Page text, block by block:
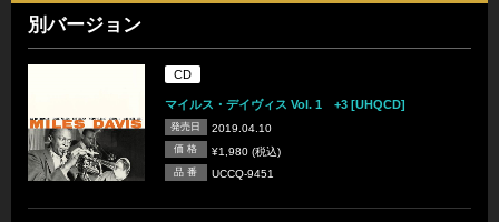
別バージョン
CD
マイルス・デイヴィス Vol. 1 +3 [UHQCD]
発売日 2019.04.10
価 格 ¥1,980 (税込)
品 番 UCCQ-9451